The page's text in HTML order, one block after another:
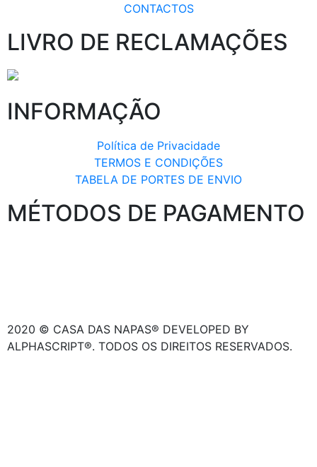
CONTACTOS
LIVRO DE RECLAMAÇÕES
INFORMAÇÃO
Política de Privacidade
TERMOS E CONDIÇÕES
TABELA DE PORTES DE ENVIO
MÉTODOS DE PAGAMENTO
2020 © CASA DAS NAPAS® DEVELOPED BY
ALPHASCRIPT®. TODOS OS DIREITOS RESERVADOS.